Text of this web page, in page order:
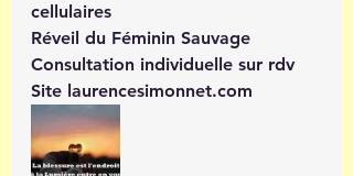
cellulaires
Réveil du Féminin Sauvage
Consultation individuelle sur rdv
Site laurencesimonnet.com